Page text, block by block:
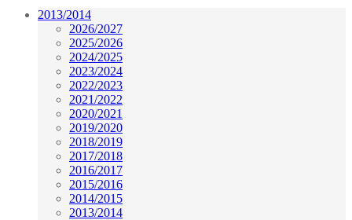
2013/2014
2026/2027
2025/2026
2024/2025
2023/2024
2022/2023
2021/2022
2020/2021
2019/2020
2018/2019
2017/2018
2016/2017
2015/2016
2014/2015
2013/2014